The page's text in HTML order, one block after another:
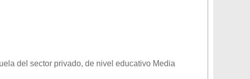
del sector privado, de nivel educativo Media